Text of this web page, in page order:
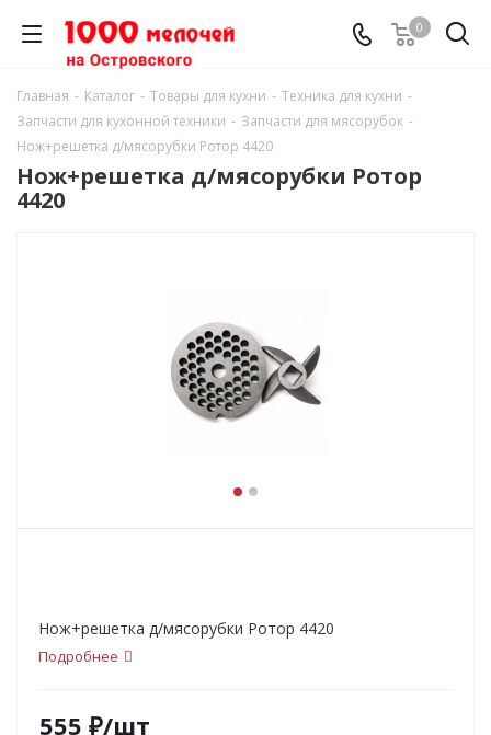
0
Главная - Каталог - Товары для кухни - Техника для кухни -
Запчасти для кухонной техники - Запчасти для мясорубок -
Нож+решетка д/мясорубки Ротор 4420
Нож+решетка д/мясорубки Ротор
4420
Нож+решетка д/мясорубки Ротор 4420
Подробнее
555 ₽/шт